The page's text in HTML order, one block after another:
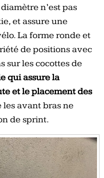
n’est pas
et assure une
La forme ronde et
de positions avec
sur les cocottes de
qui assure la
et le placement des
avant bras ne
de sprint.